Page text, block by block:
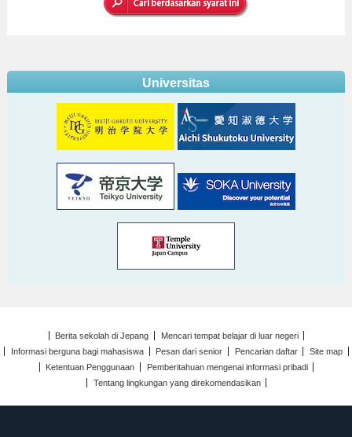
Universitas
Berita sekolah di Jepang
Mencari tempat belajar di luar negeri
Informasi berguna bagi mahasiswa
Pesan dari senior Pencarian daftar
Site map
Ketentuan Penggunaan
Pemberitahuan mengenai informasi pribadi
Tentang lingkungan yang direkomendasikan